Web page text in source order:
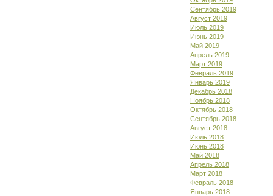
Сентябрь 2019
Август 2019
Июль 2019
Июнь 2019
Май 2019
Апрель 2019
Март 2019
Февраль 2019
Январь 2019
Декабрь 2018
Ноябрь 2018
Октябрь 2018
Сентябрь 2018
Август 2018
Июль 2018
Июнь 2018
Май 2018
Апрель 2018
Март 2018
Февраль 2018
Январь 2018